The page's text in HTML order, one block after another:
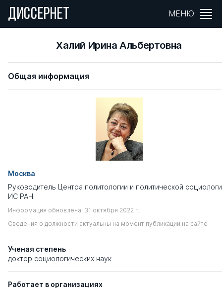
ДИССЕРНЕТ МЕНЮ
Халий Ирина Альбертовна
Общая информация
Москва
Руководитель Центра политологии и политической
ИС РАН
Информация обновлена: 31 октября 2022 г.
Сведения о должности актуальны на момент публикации на сайте
Ученая степень
доктор социологических наук
Работает в организациях